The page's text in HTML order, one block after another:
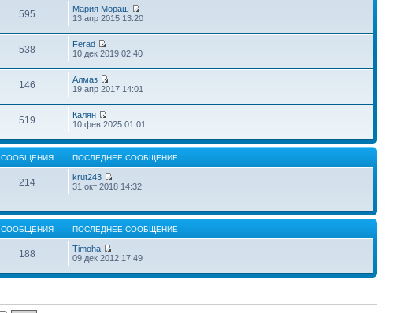
595
Мария Мораш
13 апр 2015 13:20
538
Ferad
10 дек 2019 02:40
146
Алмаз
19 апр 2017 14:01
519
Калян
10 фев 2025 01:01
СООБЩЕНИЯ ПОСЛЕДНЕЕ СООБЩЕНИЕ
214
krut243
31 окт 2018 14:32
СООБЩЕНИЯ ПОСЛЕДНЕЕ СООБЩЕНИЕ
188
Timoha
09 дек 2012 17:49